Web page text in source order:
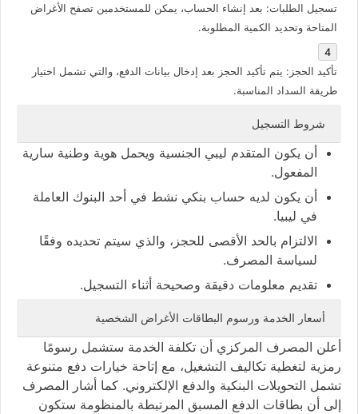
تسجيل الطلبات: بعد إنشاء الحساب، يمكن للمستخدمين تصفح الأغراض
المتاحة وتحديد الكمية المطلوبة.
تأكيد الحجز : يتم تأكيد الحجز بعد إدخال بيانات الدفع، والتي تشمل اختيار
طريقة السداد المناسبة.
شروط التسجيل
أن يكون المتقدم ليبي الجنسية ويحمل هوية وطنية سارية
المفعول.
أن يكون لديه حساب بنكي نشط في أحد البنوك العاملة
في ليبيا.
الالتزام بالحد الأقصى للحجز، والذي سيتم تحديده وفقًا
لسياسة المصرف.
تقديم معلومات دقيقة وصحيحة أثناء التسجيل.
أسعار الخدمة ورسوم البطاقات الأغراض الشخصية
أعلن المصرف المركزي أن تكلفة الخدمة ستشمل رسومًا
رمزية لتغطية تكاليف التشغيل، مع إتاحة خيارات دفع متنوعة
تشمل التحويلات البنكية والدفع الإلكتروني. كما أشار المصرف
إلى أن بطاقات الدفع المسبق المرتبطة بالمنظومة ستكون